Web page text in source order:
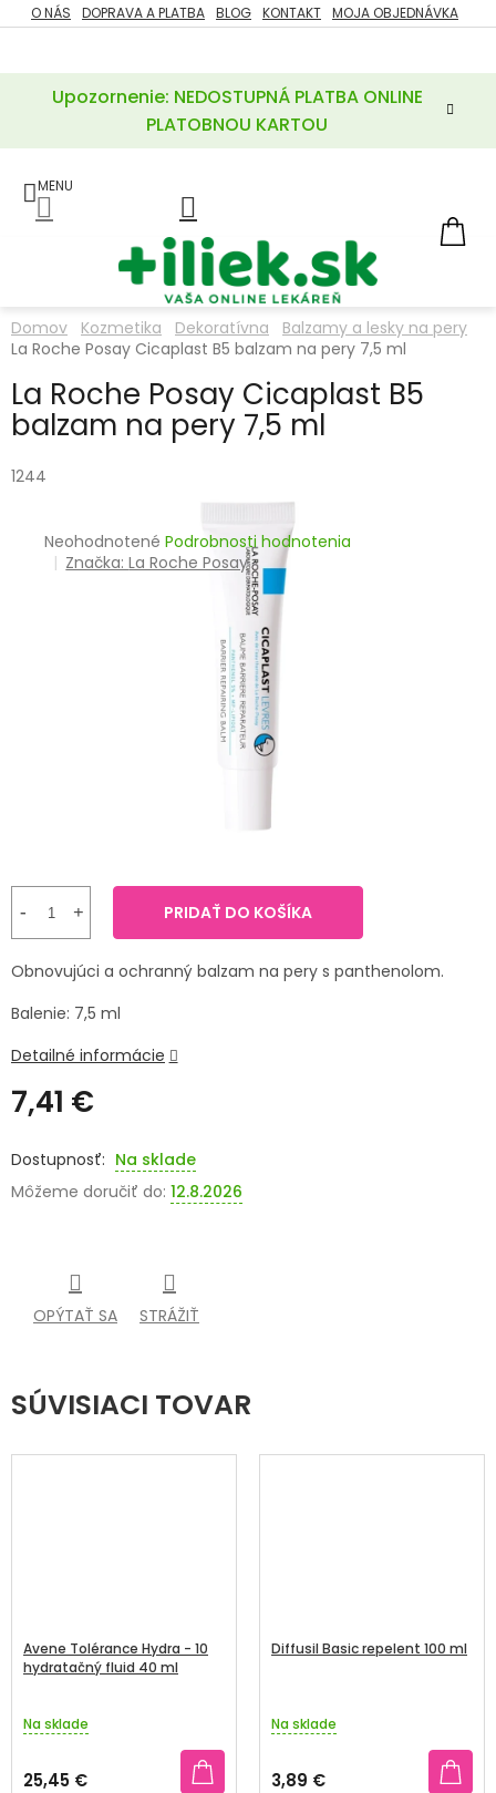
Prejsť
na
Upozornenie: NEDOSTUPNÁ PLATBA ONLINE
PLATOBNOU KARTOU
O NÁS DOPRAVA A PLATBA BLOG KONTAKT MOJA OBJEDNÁVKA
ZĽAVY
POTREBY
A
LIEKY
VITAMÍNY
MINERÁLY
EROTIKA
PRÍRODNÉ
LIEKY
VETERINA
Domov Kozmetika Dekoratívna
Balzamy a lesky na pery
La Roche Posay Cicaplast B5 balzam na pery 7,5 ml
La Roche Posay Cicaplast B5
balzam na pery 7,5 ml
1244
Priemerné
hodnotenie
Neohodnotené Podrobnosti hodnotenia
Značka:La Roche Posay
7,41 €
cena:
Na sklade
Môžeme doručiť do: 12.8.2026
PRIDAŤ DO KOŠÍKA
Obnovujúci a ochranný balzam na pery s panthenolom.
Balenie: 7,5 ml
Detailné informácie
OPÝTAŤ SA STRÁŽIŤ
SÚVISIACI TOVAR
Avene Tolérance Hydra - 10
hydratačný fluid 40 ml
Na sklade
25,45 €
Diffusil Basic repelent 100 ml
Na sklade
3,89 €